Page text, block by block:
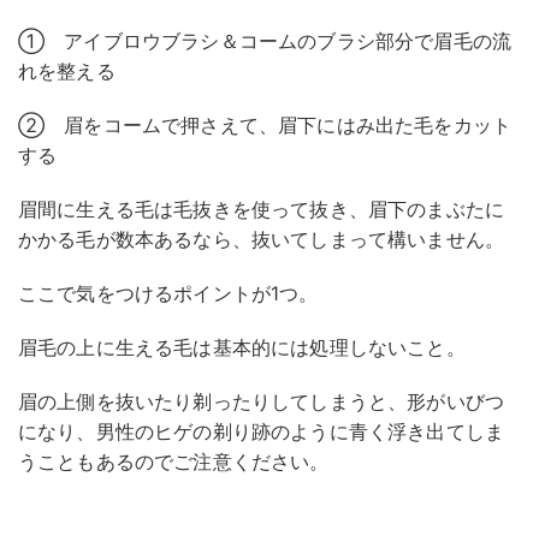
① アイブロウブラシ＆コームのブラシ部分で眉毛の流
れを整える
② 眉をコームで押さえて、眉下にはみ出た毛をカット
する
眉間に生える毛は毛抜きを使って抜き、眉下のまぶたに
かかる毛が数本あるなら、抜いてしまって構いません。
ここで気をつけるポイントが1つ。
眉毛の上に生える毛は基本的には処理しないこと。
眉の上側を抜いたり剃ったりしてしまうと、形がいびつ
になり、男性のヒゲの剃り跡のように青く浮き出てしま
うこともあるのでご注意ください。